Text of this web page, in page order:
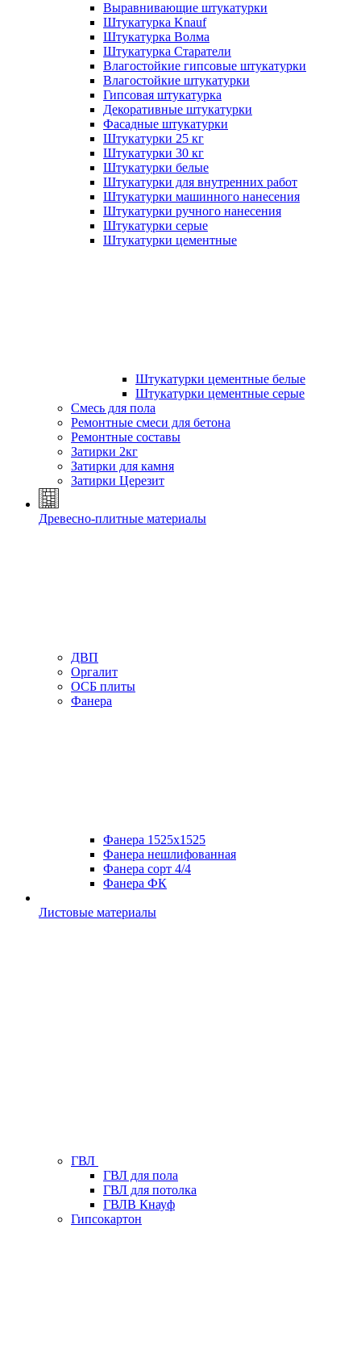
Выравнивающие штукатурки
Штукатурка Knauf
Штукатурка Волма
Штукатурка Старатели
Влагостойкие гипсовые штукатурки
Влагостойкие штукатурки
Гипсовая штукатурка
Декоративные штукатурки
Фасадные штукатурки
Штукатурки 25 кг
Штукатурки 30 кг
Штукатурки белые
Штукатурки для внутренних работ
Штукатурки машинного нанесения
Штукатурки ручного нанесения
Штукатурки серые
Штукатурки цементные
Штукатурки цементные белые
Штукатурки цементные серые
Смесь для пола
Ремонтные смеси для бетона
Ремонтные составы
Затирки 2кг
Затирки для камня
Затирки Церезит
Древесно-плитные материалы
ДВП
Оргалит
ОСБ плиты
Фанера
Фанера 1525х1525
Фанера нешлифованная
Фанера сорт 4/4
Фанера ФК
Листовые материалы
ГВЛ
ГВЛ для пола
ГВЛ для потолка
ГВЛВ Кнауф
Гипсокартон